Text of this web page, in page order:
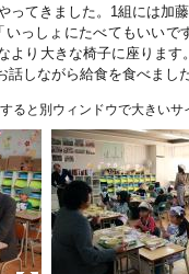
てきました。1組には加
っしょにたべてもいいで
り大きな椅子に座ります
しながら給食を食べました
ると別ウィンドウで大きいサ